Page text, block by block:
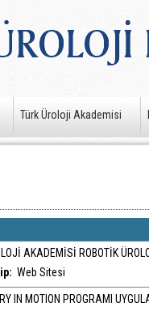
Türk Üroloji Akademisi
AKADEMİSİ ROBOTİK
Web Sitesi
IN MOTION PROGRAMI